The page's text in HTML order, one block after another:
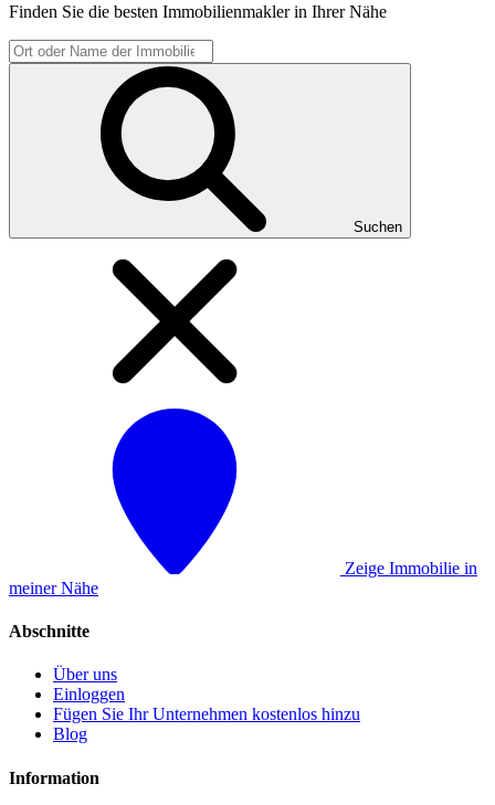
Finden Sie die besten Immobilienmakler in Ihrer Nähe
Suchen
Zeige Immobilie in
meiner Nähe
Abschnitte
Über uns
Einloggen
Fügen Sie Ihr Unternehmen kostenlos hinzu
Blog
Information